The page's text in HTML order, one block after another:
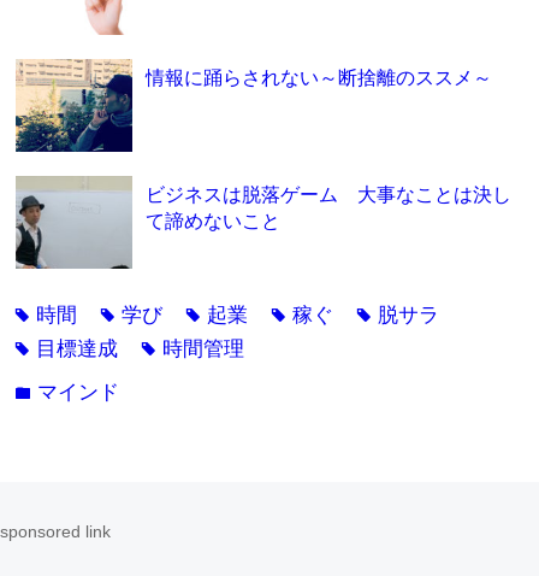
情報に踊らされない～断捨離のススメ～
ビジネスは脱落ゲーム 大事なことは決し
て諦めないこと
tag 時間 tag学び tag 起業 tag稼ぐ tag 脱サラ
tag 目標達成 tag 時間管理
folder マインド
sponsored link